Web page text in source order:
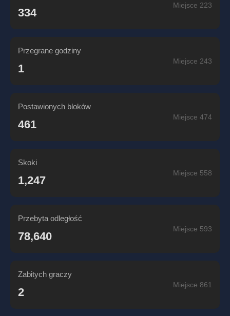
334
Miejsce 223
Przegrane godziny
1
Miejsce 243
Postawionych bloków
461
Miejsce 474
Skoki
1,247
Miejsce 558
Przebyta odległość
78,640
Miejsce 593
Zabitych graczy
2
Miejsce 861